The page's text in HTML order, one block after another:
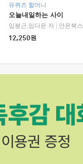
유퀴즈 할머니
오늘내일하는 사이
임봉근,임다운 저
안온북스
12,250원